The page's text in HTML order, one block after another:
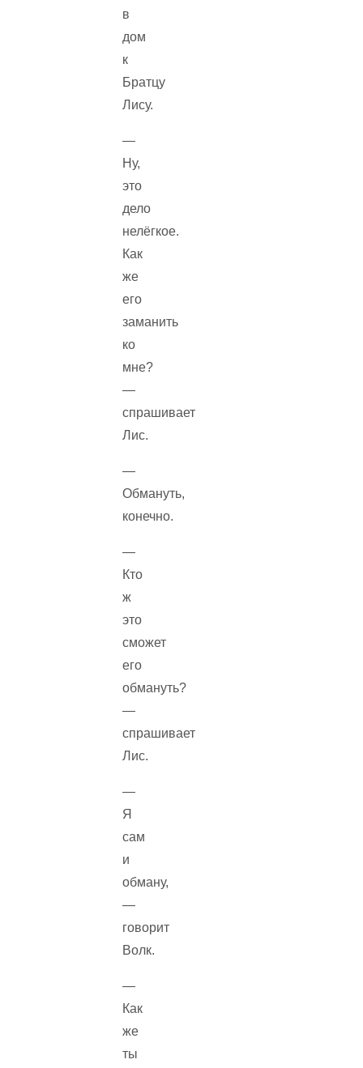
в
дом
к
Братцу
Лису.
—
Ну,
это
дело
нелёгкое.
Как
же
его
заманить
ко
мне?
—
спрашивает
Лис.
—
Обмануть,
конечно.
—
Кто
ж
это
сможет
его
обмануть?
—
спрашивает
Лис.
—
Я
сам
и
обману,
—
говорит
Волк.
—
Как
же
ты